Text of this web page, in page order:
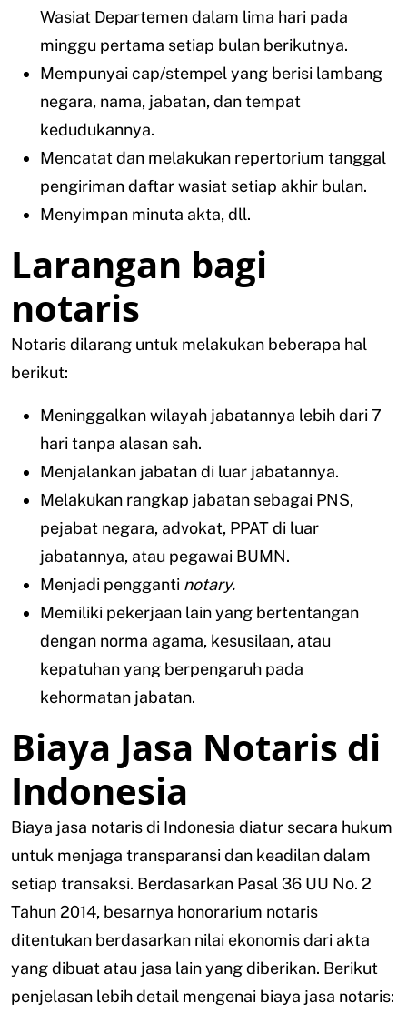
Wasiat Departemen dalam lima hari pada
minggu pertama setiap bulan berikutnya.
Mempunyai cap/stempel yang berisi lambang
negara, nama, jabatan, dan tempat
kedudukannya.
Mencatat dan melakukan repertorium tanggal
pengiriman daftar wasiat setiap akhir bulan.
Menyimpan minuta akta, dll.
Larangan bagi
notaris
Notaris dilarang untuk melakukan beberapa hal
berikut:
Meninggalkan wilayah jabatannya lebih dari 7
hari tanpa alasan sah.
Menjalankan jabatan di luar jabatannya.
Melakukan rangkap jabatan sebagai PNS,
pejabat negara, advokat, PPAT di luar
jabatannya, atau pegawai BUMN.
Menjadi pengganti notary.
Memiliki pekerjaan lain yang bertentangan
dengan norma agama, kesusilaan, atau
kepatuhan yang berpengaruh pada
kehormatan jabatan.
Biaya Jasa Notaris di
Indonesia
Biaya jasa notaris di Indonesia diatur secara hukum
untuk menjaga transparansi dan keadilan dalam
setiap transaksi. Berdasarkan Pasal 36 UU No. 2
Tahun 2014, besarnya honorarium notaris
ditentukan berdasarkan nilai ekonomis dari akta
yang dibuat atau jasa lain yang diberikan. Berikut
penjelasan lebih detail mengenai biaya jasa notaris: